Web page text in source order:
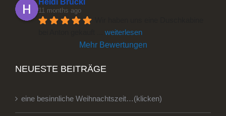
11 months ago
weiterlesen
Mehr Bewertungen
NEUESTE BEITRÄGE
eine besinnliche Weihnachtszeit…(klicken)